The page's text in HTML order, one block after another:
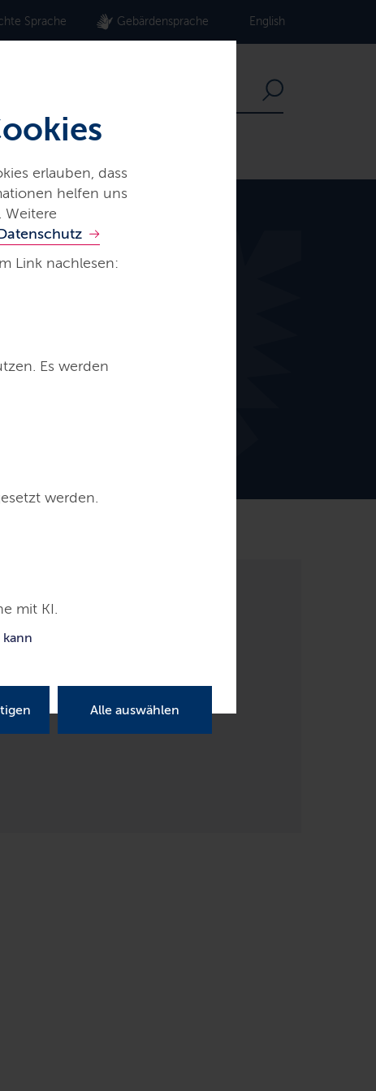
erlauben, dass
helfen uns
Weitere
Link nachlesen:
Es werden
werden.
mit KI.
Alle auswählen
Sprache Gebärdensprache English